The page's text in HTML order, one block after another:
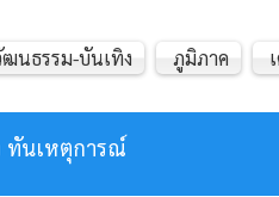
ทันเหตุการณ์
นธรรม-บันเทิง ภูมิภาค